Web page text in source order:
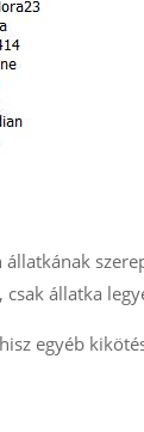
állatka
egyéb